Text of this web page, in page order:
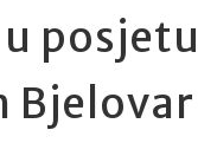
posjetu
Bjelovar